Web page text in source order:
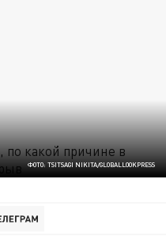
ФОТО: TSITSAGI NIKITA/GLOBALLOOKPRESS